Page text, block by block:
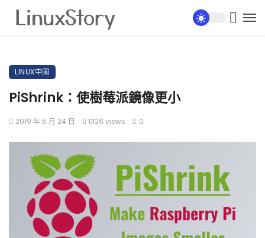
LINUX中國
PiShrink：使樹莓派鏡像更小
2019 年 5 月 24 日 1326 views 0